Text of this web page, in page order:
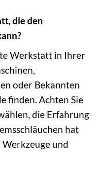
die den
Werkstatt in Ihrer
oder Bekannten
finden. Achten Sie
die Erfahrung
hat
und